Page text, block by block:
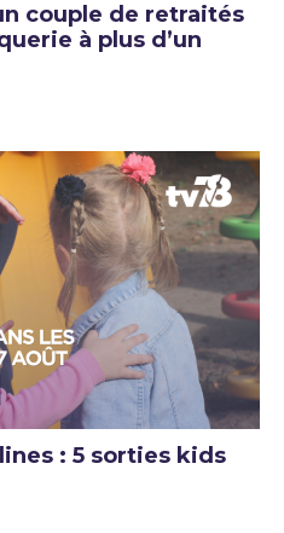
couple de retraités
à plus d’un
: 5 sorties kids